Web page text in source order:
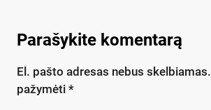
Parašykite komentarą
El. pašto adresas nebus skelbiamas.
pažymėti *